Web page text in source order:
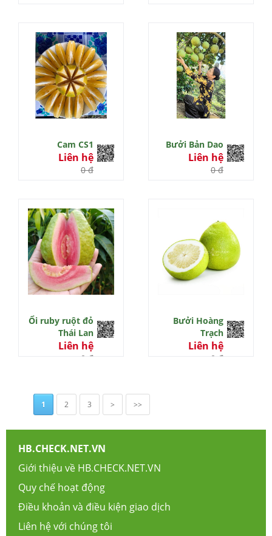
Cam CS1
Liên hệ
0 đ
Bưởi Bản Dao
Liên hệ
0 đ
Ổi ruby ruột đỏ
Thái Lan
Liên hệ
0 đ
Bưởi Hoàng
Trạch
Liên hệ
0 đ
1 2 3 > >>
HB.CHECK.NET.VN
Giới thiệu về HB.CHECK.NET.VN
Quy chế hoạt động
Điều khoản và điều kiện giao dịch
Liên hệ với chúng tôi